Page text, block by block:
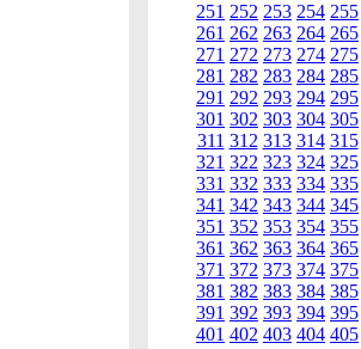
251 252 253 254 255
261 262 263 264 265
271 272 273 274 275
281 282 283 284 285
291 292 293 294 295
301 302 303 304 305
311 312 313 314 315
321 322 323 324 325
331 332 333 334 335
341 342 343 344 345
351 352 353 354 355
361 362 363 364 365
371 372 373 374 375
381 382 383 384 385
391 392 393 394 395
401 402 403 404 405